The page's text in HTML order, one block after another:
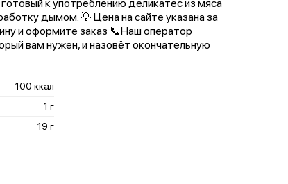
к употреблению деликатес из мяса
дымом. 💡 Цена на сайте указана за
и оформите заказ 📞Наш оператор
вам нужен, и назовёт окончательную
100 ккал
1 г
19 г